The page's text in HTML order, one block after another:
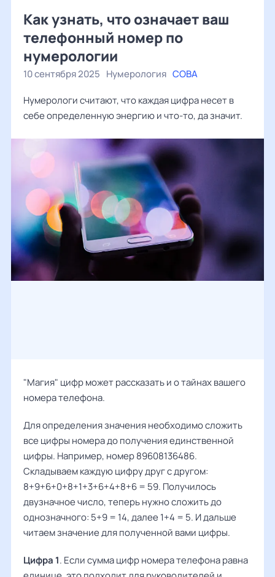
Как узнать, что означает ваш
телефонный номер по
нумерологии
10 сентября 2025 Нумерология СОВА
Нумерологи считают, что каждая цифра несет в
себе определенную энергию и что-то, да значит.
"Магия" цифр может рассказать и о тайнах вашего
номера телефона.
Для определения значения необходимо сложить
все цифры номера до получения единственной
цифры. Например, номер 89608136486.
Складываем каждую цифру друг с другом:
8+9+6+0+8+1+3+6+4+8+6 = 59. Получилось
двузначное число, теперь нужно сложить до
однозначного: 5+9 = 14, далее 1+4 = 5. И дальше
читаем значение для полученной вами цифры.
Цифра 1. Если сумма цифр номера телефона равна